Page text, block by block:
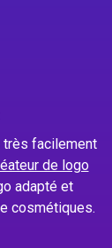
facilement
de logo
adapté et
cosmétiques.